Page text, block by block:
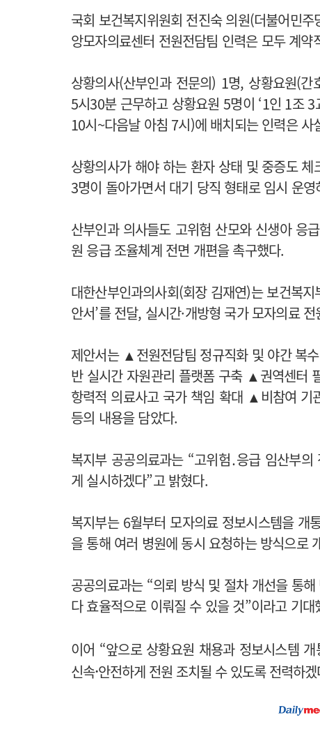
국회 보건복지위원회 전진숙 의원(더불어민
앙모자의료센터 전원전담팀 인력은 모두 계약
상황의사(산부인과 전문의) 1명, 상황요원(
5시30분 근무하고 상황요원 5명이 ‘1인 1조
10시~다음날 아침 7시)에 배치되는 인력은 사
상황의사가 해야 하는 환자 상태 및 중증도
3명이 돌아가면서 대기 당직 형태로 임시 운
산부인과 의사들도 고위험 산모와 신생아 응
원 응급 조율체계 전면 개편을 촉구했다.
대한산부인과의사회(회장 김재연)는 보건복
안서’를 전달, 실시간·개방형 국가 모자의료
제안서는 ▲전원전담팀 정규직화 및 야간 복
반 실시간 자원관리 플랫폼 구축 ▲권역센터
항력적 의료사고 국가 책임 확대 ▲비참여 기
등의 내용을 담았다.
복지부 공공의료과는 “고위험․응급 임산부
게 실시하겠다”고 밝혔다.
복지부는 6월부터 모자의료 정보시스템을 개
을 통해 여러 병원에 동시 요청하는 방식으로
공공의료과는 “의뢰 방식 및 절차 개선을 통
다 효율적으로 이뤄질 수 있을 것”이라고 기대
이어 “앞으로 상황요원 채용과 정보시스템
신속·안전하게 전원 조치될 수 있도록 전력하